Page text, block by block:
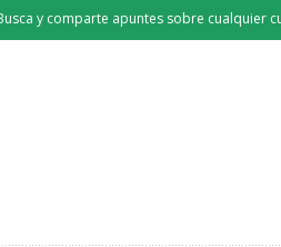
y comparte apuntes sobre cualquier